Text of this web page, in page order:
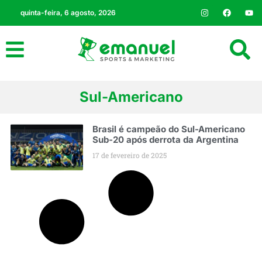
quinta-feira, 6 agosto, 2026
Sul-Americano
Brasil é campeão do Sul-Americano
Sub-20 após derrota da Argentina
17 de fevereiro de 2025